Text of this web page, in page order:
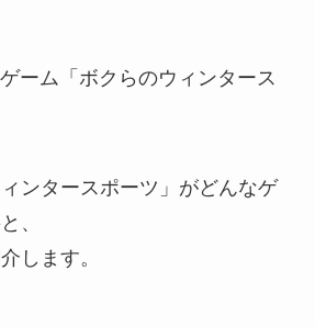
ーム「 ボクらのウィンタース
ンタースポーツ」がどんなゲ
、
します。